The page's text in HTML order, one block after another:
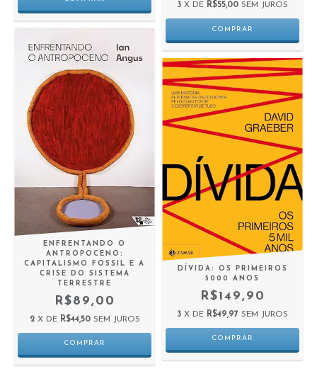
3 X DE R$55,00 SEM JUROS
ENFRENTANDO O
ANTROPOCENO:
CAPITALISMO FÓSSIL E A
CRISE DO SISTEMA
TERRESTRE
R$89,00
2 X DE R$44,50 SEM JUROS
DÍVIDA: OS PRIMEIROS
5000 ANOS
R$149,90
3 X DE R$49,97 SEM JUROS